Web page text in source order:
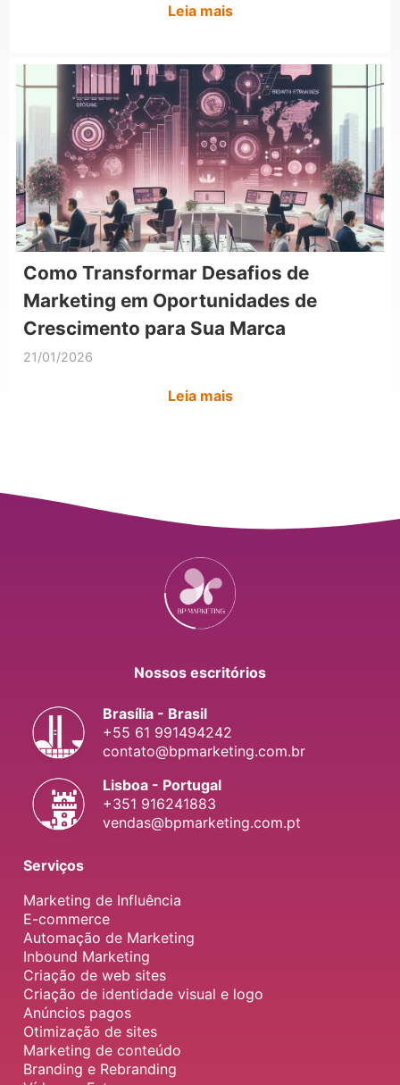
Leia mais
Como Transformar Desafios de
Marketing em Oportunidades de
Crescimento para Sua Marca
21/01/2026
Leia mais
Nossos escritórios
Brasília - Brasil
+55 61 991494242
contato@bpmarketing.com.br
Lisboa - Portugal
+351 916241883
vendas@bpmarketing.com.pt
Serviços
Marketing de Influência
E-commerce
Automação de Marketing
Inbound Marketing
Criação de web sites
Criação de identidade visual e logo
Anúncios pagos
Otimização de sites
Marketing de conteúdo
Branding e Rebranding